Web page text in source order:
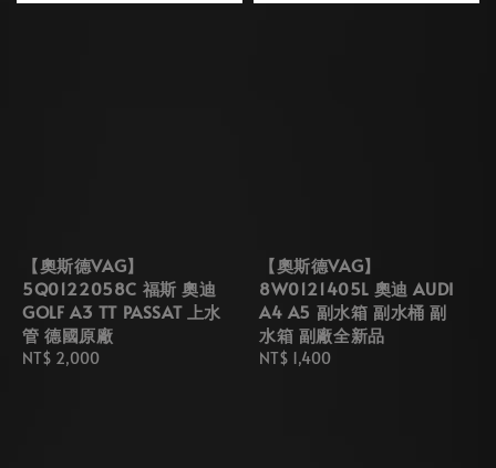
【奧斯德VAG】
5Q0122058C 福斯 奧迪
GOLF A3 TT PASSAT 上水
管 德國原廠
Regular
NT$ 2,000
【奧斯德VAG】
8W0121405L 奧迪 AUDI
A4 A5 副水箱 副水桶 副
水箱 副廠全新品
Regular
NT$ 1,400